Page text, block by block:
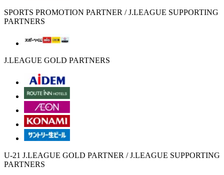
SPORTS PROMOTION PARTNER / J.LEAGUE SUPPORTING
PARTNERS
J.LEAGUE GOLD PARTNERS
U-21 J.LEAGUE GOLD PARTNER / J.LEAGUE SUPPORTING
PARTNERS